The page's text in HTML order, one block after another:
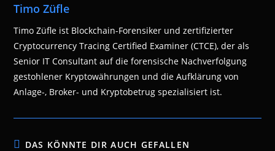
Timo Züfle
Timo Züfle ist Blockchain-Forensiker und zertifizierter
Cryptocurrency Tracing Certified Examiner (CTCE), der als
Senior IT Consultant auf die forensische Nachverfolgung
gestohlener Kryptowährungen und die Aufklärung von
Anlage-, Broker- und Kryptobetrug spezialisiert ist.
DAS KÖNNTE DIR AUCH GEFALLEN